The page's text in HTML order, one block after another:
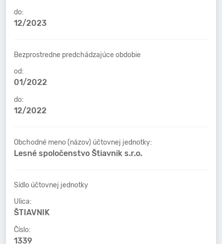
do:
12/2023
Bezprostredne predchádzajúce obdobie
od:
01/2022
do:
12/2022
Obchodné meno (názov) účtovnej jednotky:
Lesné spoločenstvo Štiavnik s.r.o.
Sídlo účtovnej jednotky
Ulica:
ŠTIAVNIK
Číslo:
1339